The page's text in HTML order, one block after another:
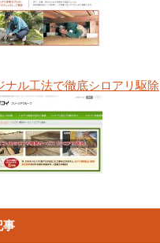
ル工法で徹底シロアリ駆除
事